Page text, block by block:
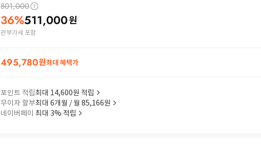
801,000
36%511,000원
관부가세 포함
495,780원최대 혜택가
포인트 적립최대 14,600원 적립
무이자 할부최대 6개월 / 월 85,166원
네이버페이 최대 3% 적립